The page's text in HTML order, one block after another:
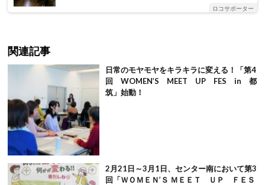
ロコサポーター
関連記事
日常のモヤモヤをキラキラに変える！「第4
回 WOMEN’S MEET UP FES in 都
筑」始動！
2月21日～3月1日、センター南において第3
回「ＷＯＭＥＮ’Ｓ ＭＥＥＴ ＵＰ ＦＥＳ